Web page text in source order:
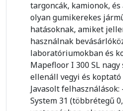
targoncák, kamionok,
olyan gumikerekes
hatásoknak, amiket
használnak
laboratóriumokban és
Mapefloor I 300 SL
ellenáll vegyi és koptató
Javasolt
System 31 (többrétegű